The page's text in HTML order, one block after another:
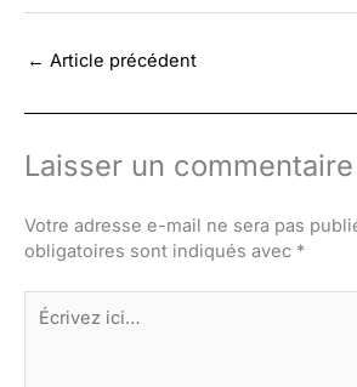
← Article précédent
Laisser un commentaire
Votre adresse e-mail ne sera pas
obligatoires sont indiqués avec *
Écrivez
ici…